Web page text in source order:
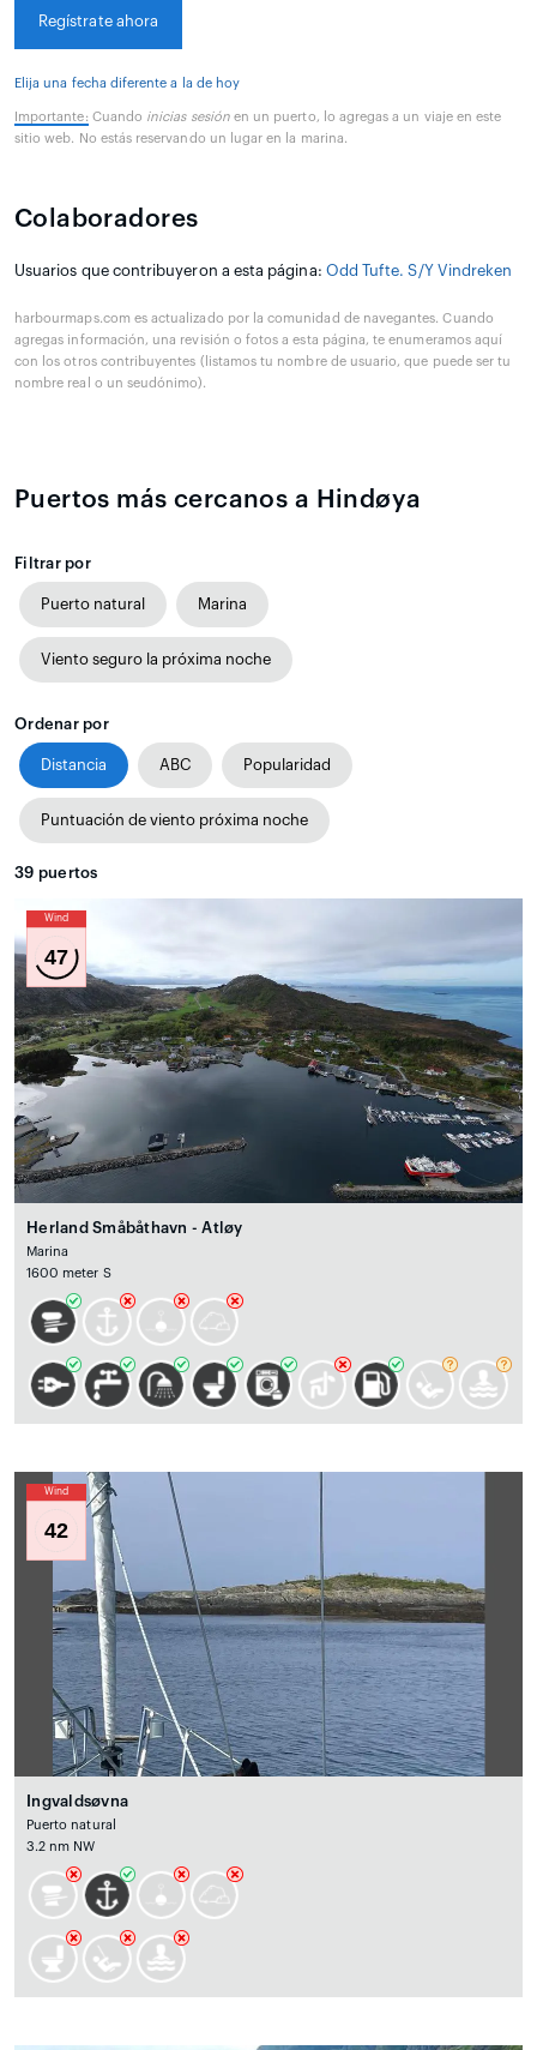
Regístrate ahora
Elija una fecha diferente a la de hoy
Importante: Cuando inicias sesiónen un puerto, lo agregas a un viaje en este
sitio web. No estás reservando un lugar en la marina.
Colaboradores
Usuarios que contribuyeron a esta página: Odd Tufte. S/Y Vindreken
harbourmaps.com es actualizado por la comunidad de navegantes. Cuando
agregas información, una revisión o fotos a esta página, te enumeramos aquí
con los otros contribuyentes (listamos tu nombre de usuario, que puede ser tu
nombre real o un seudónimo).
Puertos más cercanos a Hindøya
Filtrar por
Puerto natural Marina
Viento seguro la próxima noche
Ordenar por
Distancia ABC Popularidad
Puntuación de viento próxima noche
39 puertos
Wind
47
Herland Småbåthavn - Atløy
Marina
1600 meter S
Wind
42
Ingvaldsøvna
Puerto natural
3.2 nm NW